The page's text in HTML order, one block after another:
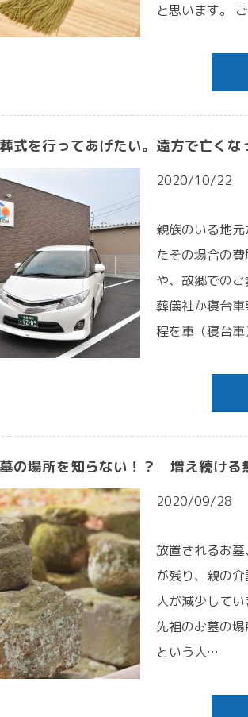
と思います。
式を行ってあげたい。遠方で亡くな
2020/10/22
親族のいる地
たその場合の
や、故郷での
葬儀社か寝台
程を車（寝台
の場所を知らない！？ 増え続ける
2020/09/28
放置されるお
が残り、親の
人が減少して
先祖のお墓の
という人…